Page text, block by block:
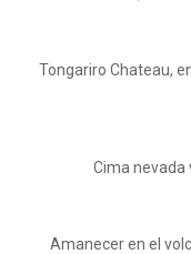
Tongariro Chateau,
Cima nevada
Amanecer en el